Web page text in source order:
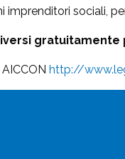
imprenditori sociali,
http://